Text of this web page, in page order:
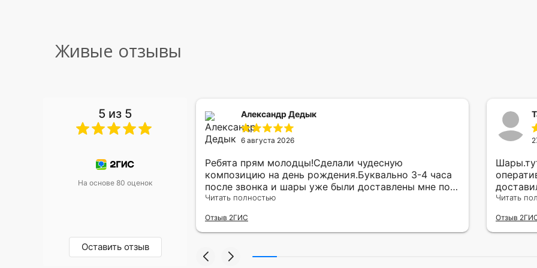
Живые отзывы
5 из 5
На основе 80 оценок
Оставить отзыв
уже два раза, отличная
Александр Дедык
6 августа 2026
Ребята прям молодцы!Сделали чудесную
композицию на день рождения.Буквально 3-4 часа
после звонка и шары уже были доставлены мне по
адресу.Качество исполнения и упаковки на 5.Жена
Читать полностью
Отзыв 2ГИС
другу в
Читать
Отзыв